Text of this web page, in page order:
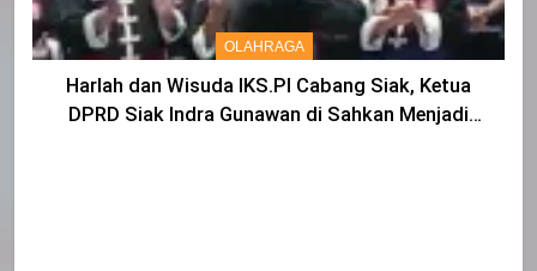
OLAHRAGA
Harlah dan Wisuda IKS.PI Cabang Siak, Ketua
DPRD Siak Indra Gunawan di Sahkan Menjadi